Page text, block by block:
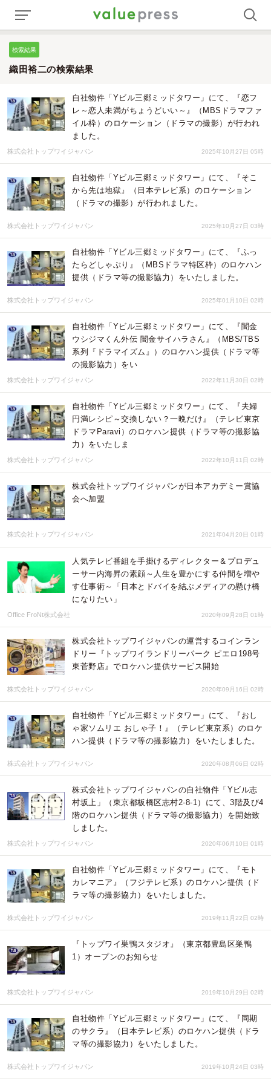
検索結果
織田裕二の検索結果
自社物件「Yビル三郷ミッドタワー」にて、『恋フ
レ～恋人未満がちょうどいい～』（MBSドラマファ
イル枠）のロケーション（ドラマの撮影）が行われ
ました。
株式会社トップワイジャパン 2025年10月27日 05時
自社物件「Yビル三郷ミッドタワー」にて、『そこ
から先は地獄』（日本テレビ系）のロケーション
（ドラマの撮影）が行われました。
株式会社トップワイジャパン 2025年10月27日 03時
自社物件「Yビル三郷ミッドタワー」にて、『ふっ
たらどしゃぶり』（MBSドラマ特区枠）のロケハン
提供（ドラマ等の撮影協力）をいたしました。
株式会社トップワイジャパン 2025年01月10日 02時
自社物件「Yビル三郷ミッドタワー」にて、『闇金
ウシジマくん外伝 闇金サイハラさん』（MBS/TBS
系列『ドラマイズム』）のロケハン提供（ドラマ等
の撮影協力）をい
株式会社トップワイジャパン 2022年11月30日 02時
自社物件「Yビル三郷ミッドタワー」にて、『夫婦
円満レシピ～交換しない？一晩だけ』（テレビ東京
ドラマParavi）のロケハン提供（ドラマ等の撮影協
力）をいたしま
株式会社トップワイジャパン 2022年10月11日 02時
株式会社トップワイジャパンが日本アカデミー賞協
会へ加盟
株式会社トップワイジャパン 2021年04月20日 01時
人気テレビ番組を手掛けるディレクター＆プロデュ
ーサー内海昇の素顔～人生を豊かにする仲間を増や
す仕事術～「日本とドバイを結ぶメディアの懸け橋
になりたい」
Office FroNt株式会社 2020年09月28日 01時
株式会社トップワイジャパンの運営するコインラン
ドリー『トップワイランドリーパーク ピエロ198号
東菅野店』でロケハン提供サービス開始
株式会社トップワイジャパン 2020年09月16日 02時
自社物件「Yビル三郷ミッドタワー」にて、『おし
ゃ家ソムリエ おしゃ子！』（テレビ東京系）のロケ
ハン提供（ドラマ等の撮影協力）をいたしました。
株式会社トップワイジャパン 2020年08月06日 02時
株式会社トップワイジャパンの自社物件「Yビル志
村坂上」（東京都板橋区志村2-8-1）にて、3階及び4
階のロケハン提供（ドラマ等の撮影協力）を開始致
しました。
株式会社トップワイジャパン 2020年06月10日 01時
自社物件「Yビル三郷ミッドタワー」にて、『モト
カレマニア』（フジテレビ系）のロケハン提供（ド
ラマ等の撮影協力）をいたしました。
株式会社トップワイジャパン 2019年11月22日 02時
『トップワイ巣鴨スタジオ』（東京都豊島区巣鴨
1）オープンのお知らせ
株式会社トップワイジャパン 2019年10月29日 02時
自社物件「Yビル三郷ミッドタワー」にて、『同期
のサクラ』（日本テレビ系）のロケハン提供（ドラ
マ等の撮影協力）をいたしました。
株式会社トップワイジャパン 2019年10月24日 03時